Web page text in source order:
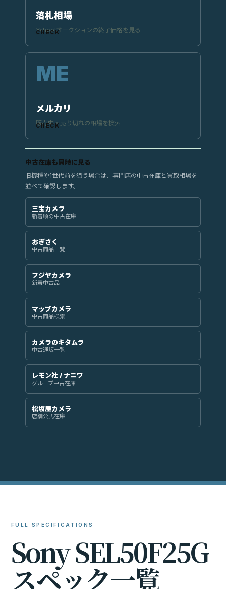
落札相場
Yahoo!オークションの終了価格を見る
メルカリ
販売中・売り切れの相場を検索
中古在庫も同時に見る
旧機種や1世代前を狙う場合は、専門店の中古在庫と買取相場を
並べて確認します。
三宝カメラ
新着順の中古在庫
おぎさく
中古商品一覧
フジヤカメラ
新着中古品
マップカメラ
中古商品検索
カメラのキタムラ
中古通販一覧
レモン社 / ナニワ
グループ中古在庫
松坂屋カメラ
店舗公式在庫
FULL SPECIFICATIONS
SonySEL50F25G
スペック一覧